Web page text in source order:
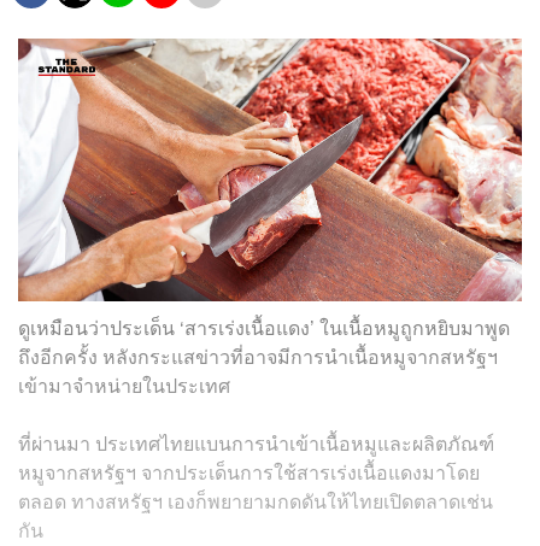
ดูเหมือนว่าประเด็น ‘สารเร่งเนื้อแดง’ ในเนื้อหมูถูกหยิบมาพูด
ถึงอีกครั้ง หลังกระแสข่าวที่อาจมีการนำเนื้อหมูจากสหรัฐฯ
เข้ามาจำหน่ายในประเทศ
ที่ผ่านมา ประเทศไทยแบนการนำเข้าเนื้อหมูและผลิตภัณฑ์
หมูจากสหรัฐฯ จากประเด็นการใช้สารเร่งเนื้อแดงมาโดย
ตลอด ทางสหรัฐฯ เองก็พยายามกดดันให้ไทยเปิดตลาดเช่น
กัน